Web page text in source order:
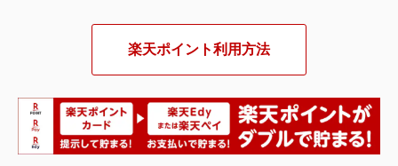
楽天ポイント利用方法